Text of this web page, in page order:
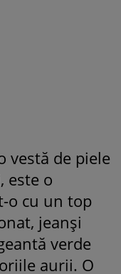
vestă de piele
este o
o cu un top
jeanşi
verde
aurii. O